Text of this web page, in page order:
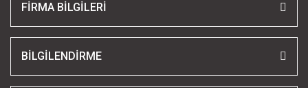
FİRMA BİLGİLERİ
BİLGİLENDİRME